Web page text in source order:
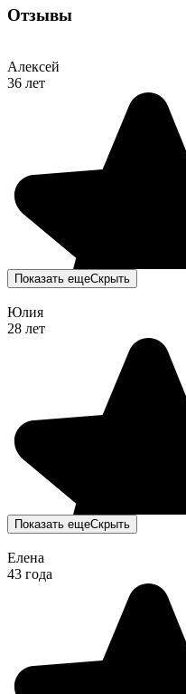
Отзывы
Алексей
36 лет
Показать ещеСкрыть
Юлия
28 лет
Показать ещеСкрыть
Елена
43 года